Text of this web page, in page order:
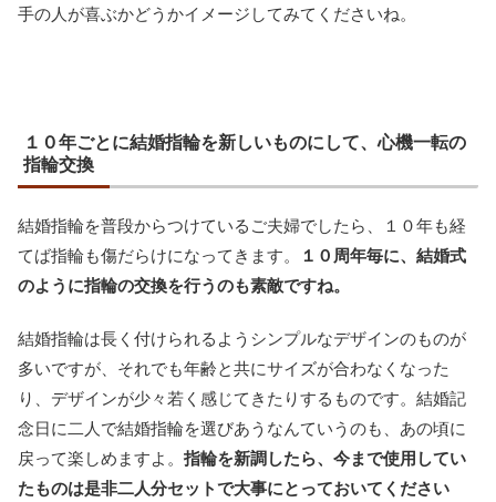
手の人が喜ぶかどうかイメージしてみてくださいね。
１０年ごとに結婚指輪を新しいものにして、心機一転の
指輪交換
結婚指輪を普段からつけているご夫婦でしたら、１０年も経
てば指輪も傷だらけになってきます。
１０周年毎に、結婚式
のように指輪の交換を行うのも素敵ですね。
結婚指輪は長く付けられるようシンプルなデザインのものが
多いですが、それでも年齢と共にサイズが合わなくなった
り、デザインが少々若く感じてきたりするものです。結婚記
念日に二人で結婚指輪を選びあうなんていうのも、あの頃に
戻って楽しめますよ。 指輪を新調したら、今まで使用してい
たものは是非二人分セットで大事にとっておいてください